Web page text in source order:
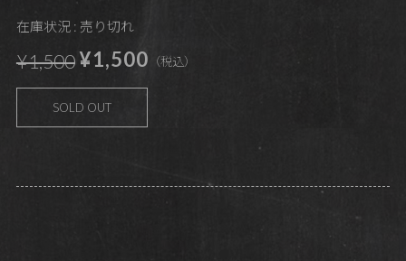
在庫状況 : 売り切れ
¥1,500¥1,500 （税込）
SOLD OUT